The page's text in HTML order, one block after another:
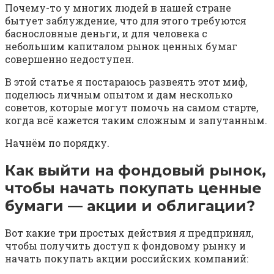
Почему-то у многих людей в нашей стране
бытует заблуждение, что для этого требуются
баснословные деньги, и для человека с
небольшим капиталом рынок ценных бумаг
совершенно недоступен.
В этой статье я постараюсь развеять этот миф,
поделюсь личным опытом и дам несколько
советов, которые могут помочь на самом старте,
когда всё кажется таким сложным и запутанным.
Начнём по порядку.
Как выйти на фондовый рынок,
чтобы начать покупать ценные
бумаги — акции и облигации?
Вот какие три простых действия я предпринял,
чтобы получить доступ к фондовому рынку и
начать покупать акции российских компаний: